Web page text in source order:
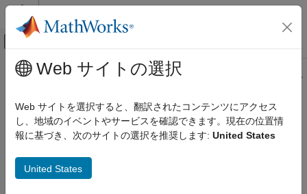
コンテンツへスキップ
オフキャンバス ナビゲーション メ
ドキュメンテーションのホーム
言語の基礎
データ型
compose
メインコンテンツ
このページの内容は最新ではありません。最新版の英語を参照す
compose
データを複数の文字列に書式設定
Web サイトの選択
Web サイトを選択すると、翻訳されたコンテンツにアクセス
し、地域のイベントやサービスを確認できます。現在の位置情
報に基づき、次のサイトの選択を推奨します: United States
United States